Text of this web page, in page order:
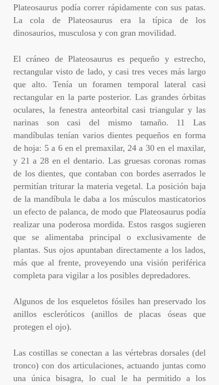
Plateosaurus podía correr rápidamente con sus patas.
La cola de Plateosaurus era la típica de los
dinosaurios, musculosa y con gran movilidad.
El cráneo de Plateosaurus es pequeño y estrecho,
rectangular visto de lado, y casi tres veces más largo
que alto. Tenía un foramen temporal lateral casi
rectangular en la parte posterior. Las grandes órbitas
oculares, la fenestra anteorbital casi triangular y las
narinas son casi del mismo tamaño. 11 Las
mandíbulas tenían varios dientes pequeños en forma
de hoja: 5 a 6 en el premaxilar, 24 a 30 en el maxilar,
y 21 a 28 en el dentario. Las gruesas coronas romas
de los dientes, que contaban con bordes aserrados le
permitían triturar la materia vegetal. La posición baja
de la mandíbula le daba a los músculos masticatorios
un efecto de palanca, de modo que Plateosaurus podía
realizar una poderosa mordida. Estos rasgos sugieren
que se alimentaba principal o exclusivamente de
plantas. Sus ojos apuntaban directamente a los lados,
más que al frente, proveyendo una visión periférica
completa para vigilar a los posibles depredadores.
Algunos de los esqueletos fósiles han preservado los
anillos escleróticos (anillos de placas óseas que
protegen el ojo).
Las costillas se conectan a las vértebras dorsales (del
tronco) con dos articulaciones, actuando juntas como
una única bisagra, lo cual le ha permitido a los